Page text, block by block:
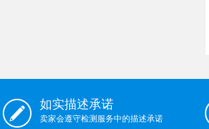
如实描述承诺
卖家会遵守检测服务中的描述承诺